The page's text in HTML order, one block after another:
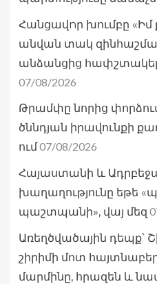
Հանցավnր խումբը «Իմ
անվան տակ
անձանցից հափշտակել
07/08/2026
Թրամփը նորից
ծննդյան իրավունքի
ում07/08/2026
Հայաստանի և
խաղաղությունը եթե
պաշտպանի», վայ մեզ
Առեղծվածային դեպք՝
շիրիմի մոտ
մարմինը, հրազեն և